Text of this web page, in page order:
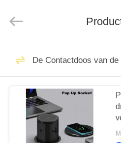
HUIS
PRODUCTEN
VIDEOS
Limited.
Intrekbare
De Contactdoos van